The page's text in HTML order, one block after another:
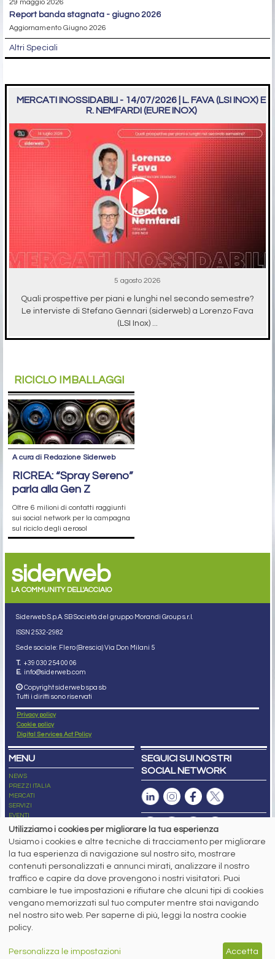
29 maggio 2026
report banda stagnata - giugno 2026
Aggiornamento Giugno 2026
Altri Speciali
MERCATI INOSSIDABILI - 14/07/2026 | L. FAVA (LSI INOX) E
R. NEMFARDI (EURE INOX)
5 agosto 2026
Quali prospettive per piani e lunghi nel secondo semestre?
Le interviste di Stefano Gennari (siderweb) a Lorenzo Fava
(LSI Inox) ...
RICICLO IMBALLAGGI
A cura di Redazione Siderweb
RICREA: “Spray Sereno”
parla alla Gen Z
Oltre 6 milioni di contatti raggiunti
sui social network per la campagna
sul riciclo degli aerosol
siderweb
LA COMMUNITY DELL'ACCIAIO
Siderweb S.p.A. SB Società del gruppo Morandi Group s.r.l.
ISSN 2532-2982
Sede sociale: Flero (Brescia) Via Don Milani 5
T. +39 030 254 00 06
E. info@siderweb.com
Copyright siderweb spa sb
Tutti i diritti sono riservati
Privacy policy
Cookie policy
Digital Services Act Policy
MENU
NEWS
PREZZI ITALIA
MERCATI
SERVIZI
EVENTI
ABBONAMENTI
NEWSLETTER
SEGUICI SUI NOSTRI
SOCIAL NETWORK
Capitale Sociale: 190.000€ interamente versato
Registro delle Imprese di Brescia
Codice Fiscale e Partita I.V.A.:IT03562320170
R.E.A. n. 419331
www.siderweb.com: Autorizzazione del Tribunale di Brescia n. 11/2004 del 17
marzo 2004, Iscrizione al R.O.C. n. 26116.
Direttrice Responsabile:
Elisa Bonomelli
Stefano Gennari
Utilizziamo i cookies per migliorare la tua esperienza
Usiamo i cookies e altre tecniche di tracciamento per migliorare
la tua esperienza di navigazione sul nostro sito, mostrare
contenuti personalizzati e annunci mirati, analizzare il nostro
traffico e capire da dove provengono i nostri visitatori. Puoi
cambiare le tue impostazioni e rifiutare che alcuni tipi di cookies
vengano memorizzati sul tuo computer mentre stai navigando
nel nostro sito web. Per saperne di più, leggi la nostra cookie
policy.
Personalizza le impostazioni Accetta